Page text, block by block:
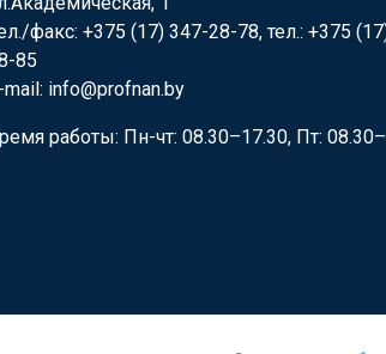
факс: +375 (17) 347-28-78, тел.: +375
85
info@profnan.by
работы: Пн-чт: 08.30–17.30, Пт: